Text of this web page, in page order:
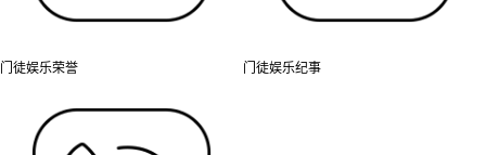
门徒娱乐荣誉 门徒娱乐纪事